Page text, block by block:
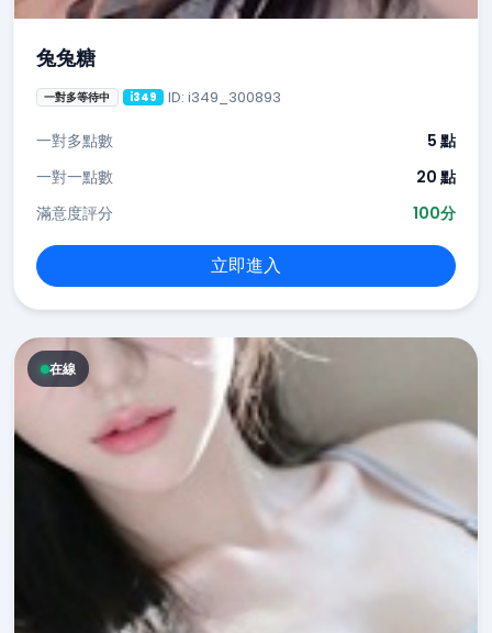
兔兔糖
一對多等待中 i349 ID: i349_300893
一對多點數
5 點
一對一點數
20 點
滿意度評分
100分
立即進入
在線